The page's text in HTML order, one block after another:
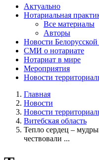
Актуально
Нотариальная
Все материалы
Авторы
Новости
СМИ о нотариате
Нотариат в мире
Мероприятия
Новости
Главная
Новости
Новости
Витебская область
Тепло сердец –
чествовали ...